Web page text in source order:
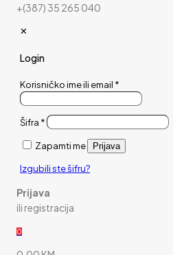
+(387) 35 265 040
✕
Login
Korisničko ime ili email *
Šifra *
Zapamti me Prijava
Izgubili ste šifru?
Prijava
ili registracija
0